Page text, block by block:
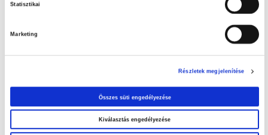
Statisztikai
Marketing
Részletek megjelenítése
Összes süti engedélyezése
Kiválasztás engedélyezése